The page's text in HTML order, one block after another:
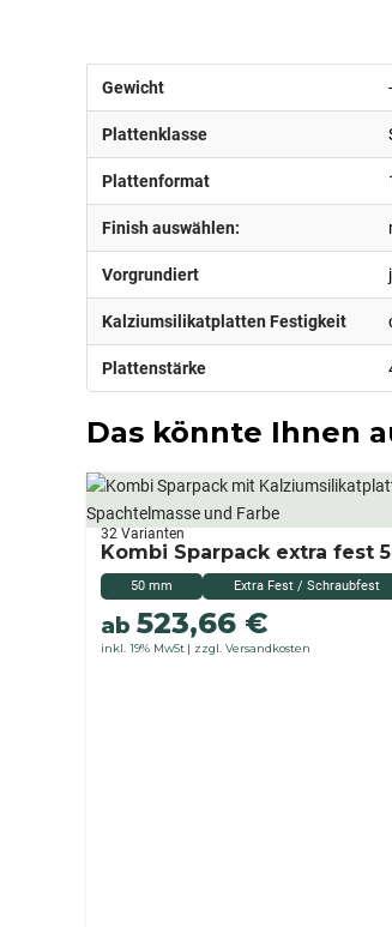
Gewicht -
Plattenklasse
Plattenformat
Finish auswählen:
Vorgrundiert
Kalziumsilikatplatten Festigkeit
Plattenstärke
Das könnte Ihnen
50 mm Extra Fest / Schraubfest
Kombi Sparpack extra fest
ab 523,66 €
inkl. 19% MwSt zzgl. Versandkosten
32 Varianten